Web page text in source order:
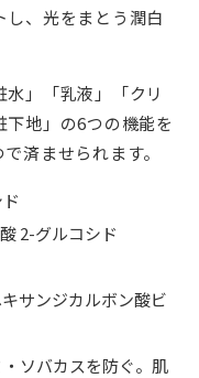
、光をまとう潤白
」「乳液」「クリ
地」の6つの機能を
済ませられます。
2-グルコシド
サンジカルボン酸ビ
ソバカスを防ぐ。肌